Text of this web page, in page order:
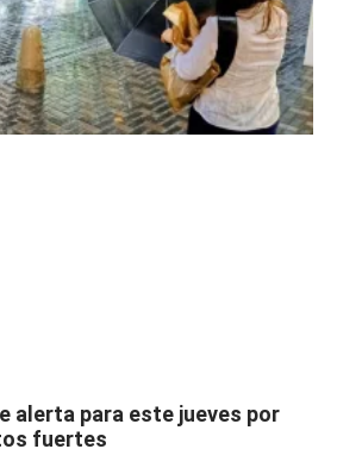
alerta para este jueves por
fuertes